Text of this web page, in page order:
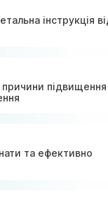
грибкових
тижнів необхідно
інструкція
причини
та ефективно